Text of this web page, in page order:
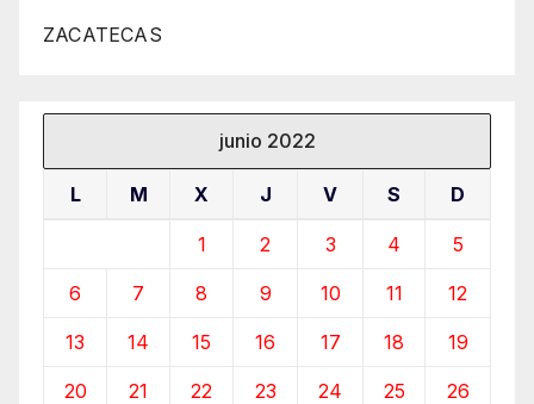
ZACATECAS
junio 2022
L M X J V S D
1 2 3 4 5
6 7 8 9 10 11 12
13 14 15 16 17 18 19
20 21 22 23 24 25 26